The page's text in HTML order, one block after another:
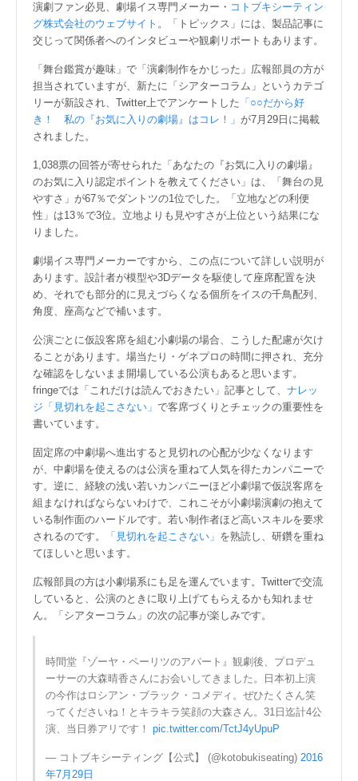
演劇ファン必見、劇場イス専門メーカー・ コトブキシーティン
グ株式会社のウェブサイト 。「トピックス」には、製品記事に
交じって関係者へのインタビューや観劇リポートもあります。
「舞台鑑賞が趣味」で「演劇制作をかじった」広報部員の方が
担当されていますが、新たに「シアターコラム」というカテゴ
リーが新設され、Twitter上でアンケートした 「○○だから好
き！ 私の『お気に入りの劇場』はコレ！」 が7月29日に掲載
されました。
1,038票の回答が寄せられた「あなたの『お気に入りの劇場』
のお気に入り認定ポイントを教えてください」は、「舞台の見
やすさ」が67％でダントツの1位でした。「立地などの利便
性」は13％で3位。立地よりも見やすさが上位という結果にな
りました。
劇場イス専門メーカーですから、この点について詳しい説明が
あります。設計者が模型や3Dデータを駆使して座席配置を決
め、それでも部分的に見えづらくなる個所をイスの千鳥配列、
角度、座高などで補います。
公演ごとに仮設客席を組む小劇場の場合、こうした配慮が欠け
ることがあります。場当たり・ゲネプロの時間に押され、充分
な確認をしないまま開場している公演もあると思います。
fringeでは「これだけは読んでおきたい」記事として、 ナレッ
ジ「見切れを起こさない」 で客席づくりとチェックの重要性を
書いています。
固定席の中劇場へ進出すると見切れの心配が少なくなります
が、中劇場を使えるのは公演を重ねて人気を得たカンパニーで
す。逆に、経験の浅い若いカンパニーほど小劇場で仮説客席を
組まなければならないわけで、これこそが小劇場演劇の抱えて
いる制作面のハードルです。若い制作者ほど高いスキルを要求
されるのです。
「見切れを起こさない」 を熟読し、研鑽を重ね
てほしいと思います。
広報部員の方は小劇場系にも足を運んでいます。Twitterで交流
していると、公演のときに取り上げてもらえるかも知れませ
ん。「シアターコラム」の次の記事が楽しみです。
時間堂『ゾーヤ・ペーリツのアパート』観劇後、プロデュ
ーサーの大森晴香さんにお会いしてきました。日本初上演
の今作はロシアン・ブラック・コメディ。ぜひたくさん笑
ってくださいね！とキラキラ笑顔の大森さん。31日迄計4公
演、当日券アリです！pic.twitter.com/TctJ4yUpuP
— コトブキシーティング【公式】 (@kotobukiseating) 2016
年7月29日